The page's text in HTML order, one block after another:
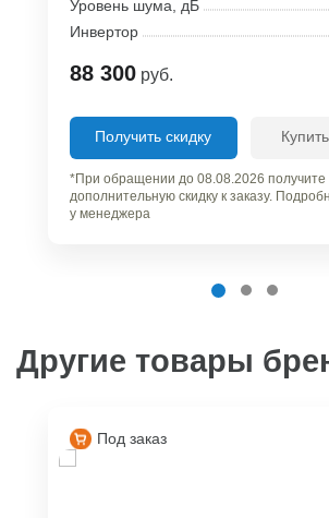
Уровень шума, дБ
Инвертор
88 300 руб.
Получить скидку
*При обращении до 08.08.2026 получите
дополнительную скидку к заказу.
у менеджера
Другие товары
Под заказ